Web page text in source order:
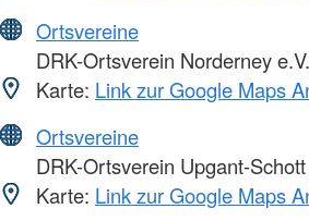
Ortsvereine
DRK-Ortsverein Norderney e.V.
Karte: Link zur Google Maps
Ortsvereine
DRK-Ortsverein Upgant-Schott
Karte: Link zur Google Maps